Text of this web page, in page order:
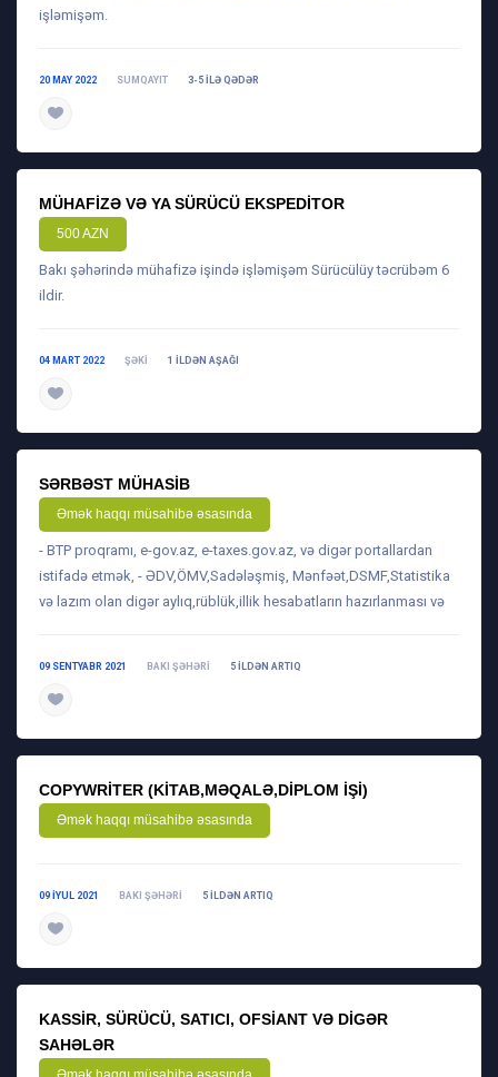
işləmişəm.
20 MAY 2022 SUMQAYIT 3-5 ILƏ QƏDƏR
MÜHAFIZƏ VƏ YA SÜRÜCÜ EKSPEDITOR
500 AZN
Bakı şəhərində mühafizə işində işləmişəm Sürücülüy təcrübəm 6
ildir.
04 MART 2022 ŞƏKI 1 ILDƏN AŞAĞI
SƏRBƏST MÜHASIB
Əmək haqqı müsahibə əsasında
- BTP proqramı, e-gov.az, e-taxes.gov.az, və digər portallardan
istifadə etmək, - ƏDV,ÖMV,Sadələşmiş, Mənfəət,DSMF,Statistika
və lazım olan digər aylıq,rüblük,illik hesabatların hazırlanması və
09 SENTYABR 2021 BAKI ŞƏHƏRI 5 ILDƏN ARTIQ
COPYWRITER (KITAB,MƏQALƏ,DIPLOM IŞI)
Əmək haqqı müsahibə əsasında
09 IYUL 2021 BAKI ŞƏHƏRI 5 ILDƏN ARTIQ
KASSIR, SÜRÜCÜ, SATICI, OFSIANT VƏ DIGƏR
SAHƏLƏR